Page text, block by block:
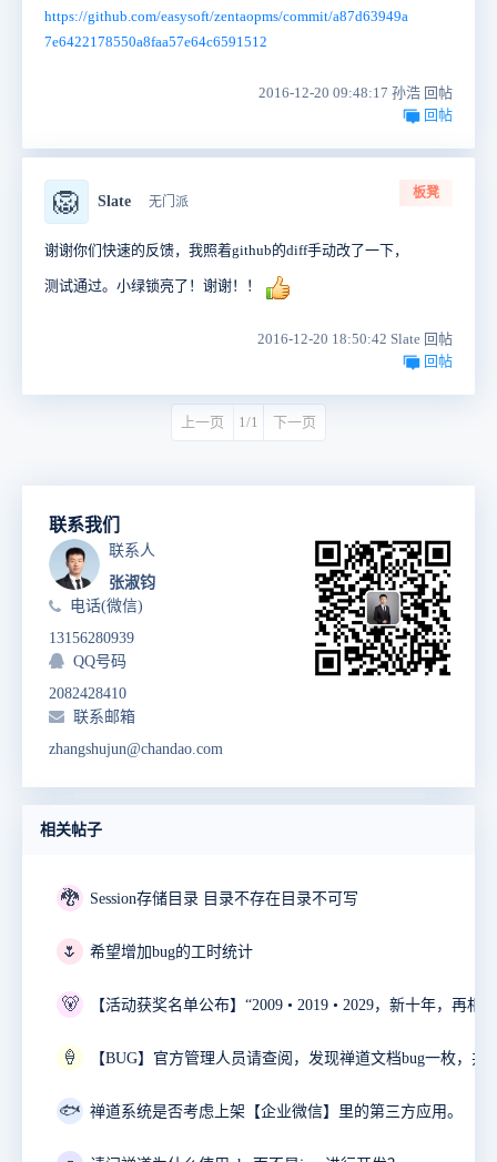
https://github.com/easysoft/zentaopms/commit/a87d63949a
7e6422178550a8faa57e64c6591512
2016-12-20 09:48:17 孙浩 回帖
回帖
🦁 Slate 无门派
板凳
谢谢你们快速的反馈，我照着github的diff手动改了一下，
测试通过。小绿锁亮了！谢谢！！
2016-12-20 18:50:42 Slate 回帖
回帖
上一页 1/1 下一页
联系我们
联系人
张淑钧
电话(微信)
13156280939
QQ号码
2082428410
联系邮箱
zhangshujun@chandao.com
相关帖子
🐉 Session存储目录 目录不存在目录不可写
🌷 希望增加bug的工时统计
🐻
🍦
🐟 禅道系统是否考虑上架【企业微信】里的第三方应用。